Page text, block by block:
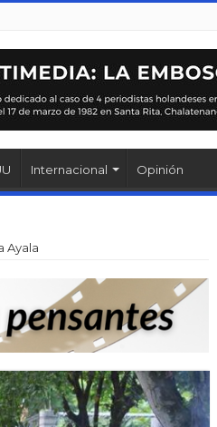
Internacional Opinión
Ayala